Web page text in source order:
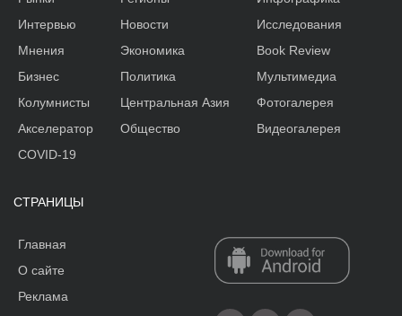
Интервью
Мнения
Бизнес
Колумнисты
Акселератор
Новости
Экономика
Политика
Центральная Азия
Общество
Исследования
Book Review
Мультимедиа
Фотогалерея
Видеогалерея
COVID-19
СТРАНИЦЫ
Главная
О сайте
Реклама